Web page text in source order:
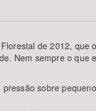
Área
de 2012,
Nem sempre o
sobre